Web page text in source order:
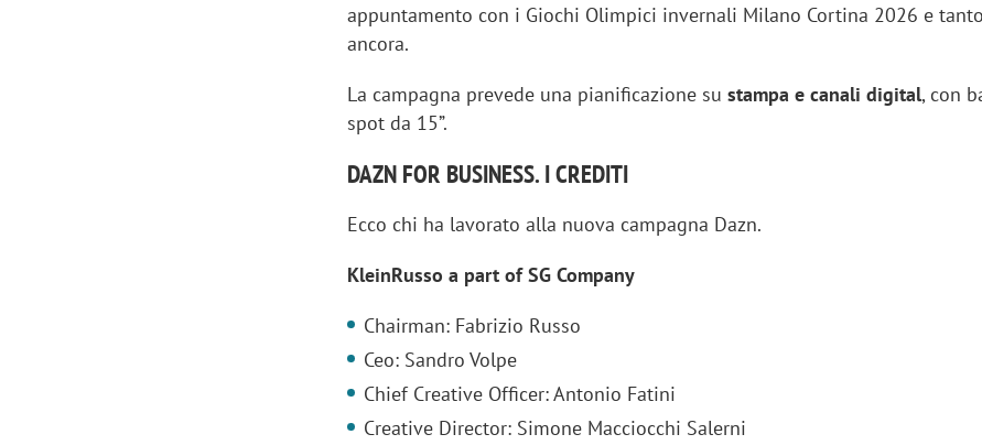
appuntamento con i Giochi Olimpici invernali Milano Cortina 2026 e
ancora.
La campagna prevede una pianificazione sustampa e canali digital, con
spot da 15”.
DAZN FOR BUSINESS. I CREDITI
Ecco chi ha lavorato alla nuova campagna Dazn.
KleinRusso a part of SG Company
Chairman: Fabrizio Russo
Ceo: Sandro Volpe
Chief Creative Officer: Antonio Fatini
Creative Director: Simone Macciocchi Salerni